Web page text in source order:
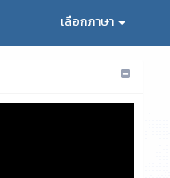
เลือกภาษา